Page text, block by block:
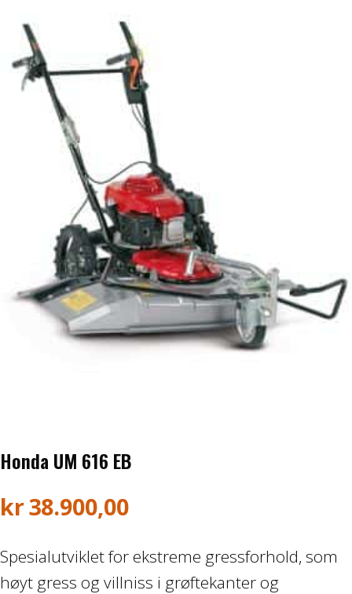
ATV / SNØSCOOTER
Honda ATV
Kawasaki ATV/UTV
Hisun ATV / UTV
BÅT OG BÅTMOTOR
Båter
Suzuki Båtmotor
Skaphenger
Maskinhenger
Honda UM 616 EB
kr38.900,00
Spesialutviklet for ekstreme gressforhold, som
høyt gress og villniss i grøftekanter og